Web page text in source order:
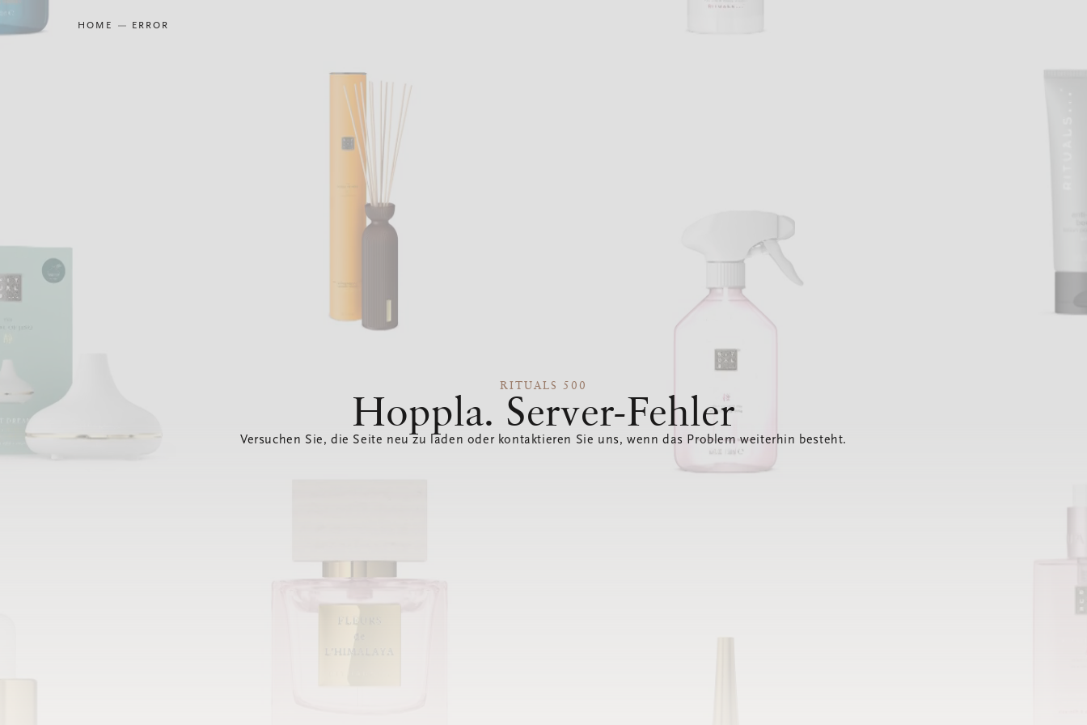
HOME ERROR
RITUALS 500
Hoppla. Server-Fehler
Versuchen Sie, die Seite neu zu laden oder kontaktieren Sie uns, wenn das Problem weiterhin besteht.